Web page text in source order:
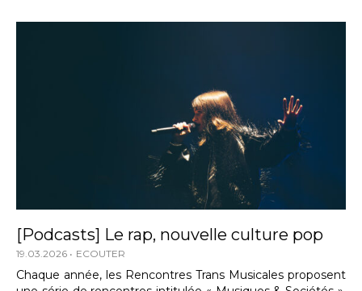
[Podcasts] Le rap, nouvelle culture pop
19.03.2026 ECOUTER
Chaque année, les Rencontres Trans Musicales proposent